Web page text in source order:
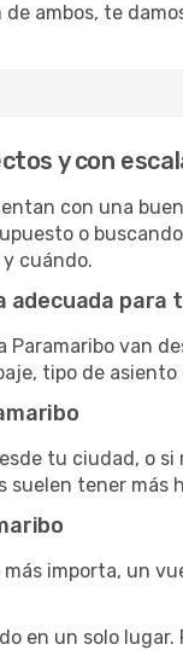
ambos, te
y con
con una
o
cuándo.
adecuada para
Paramaribo van
tipo de
tu ciudad, o
suelen tener más
importa, un
en un solo